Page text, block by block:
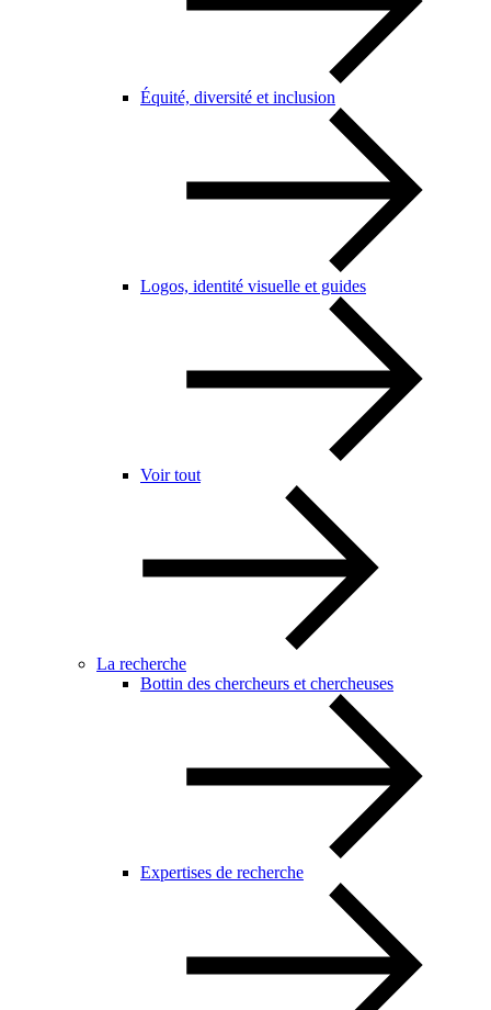
Équité, diversité et inclusion
Logos, identité visuelle et guides
Voir tout
La recherche
Bottin des chercheurs et chercheuses
Expertises de recherche